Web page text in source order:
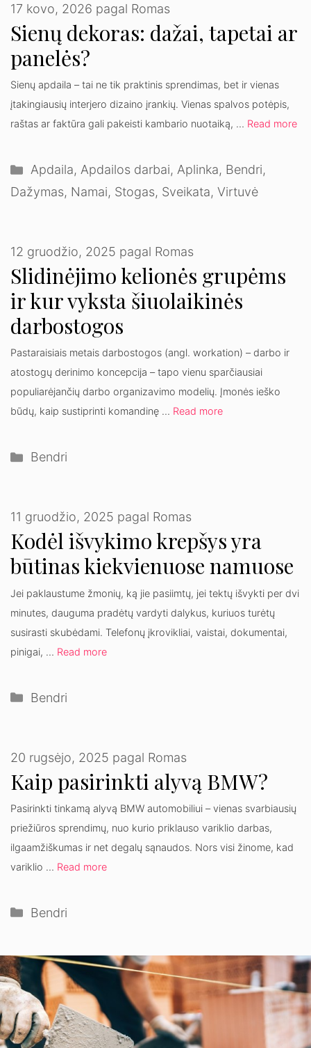
Sienų dekoras: dažai, tapetai ar
panelės?
17 kovo, 2026 pagal Romas
Sienų apdaila – tai ne tik praktinis sprendimas, bet ir vienas
įtakingiausių interjero dizaino įrankių. Vienas spalvos potėpis,
raštas ar faktūra gali pakeisti kambario nuotaiką, … Read more
Kategorijos
Apdaila, Apdailos darbai, Aplinka, Bendri,
Dažymas, Namai, Stogas, Sveikata, Virtuvė
Slidinėjimo kelionės grupėms
ir kur vyksta šiuolaikinės
darbostogos
12 gruodžio, 2025 pagal Romas
Pastaraisiais metais darbostogos (angl. workation) – darbo ir
atostogų derinimo koncepcija – tapo vienu sparčiausiai
populiarėjančių darbo organizavimo modelių. Įmonės ieško
būdų, kaip sustiprinti komandinę … Read more
Kategorijos
Bendri
Kodėl išvykimo krepšys yra
būtinas kiekvienuose namuose
11 gruodžio, 2025 pagal Romas
Jei paklaustume žmonių, ką jie pasiimtų, jei tektų išvykti per dvi
minutes, dauguma pradėtų vardyti dalykus, kuriuos turėtų
susirasti skubėdami. Telefonų įkrovikliai, vaistai, dokumentai,
pinigai, … Read more
Kategorijos
Bendri
Kaip pasirinkti alyvą BMW?
20 rugsėjo, 2025 pagal Romas
Pasirinkti tinkamą alyvą BMW automobiliui – vienas svarbiausių
priežiūros sprendimų, nuo kurio priklauso variklio darbas,
ilgaamžiškumas ir net degalų sąnaudos. Nors visi žinome, kad
variklio … Read more
Kategorijos
Bendri